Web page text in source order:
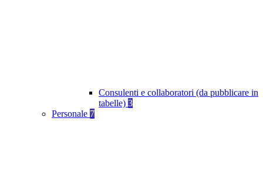
Consulenti e collaboratori (da pubblicare in
tabelle) 3
Personale 7